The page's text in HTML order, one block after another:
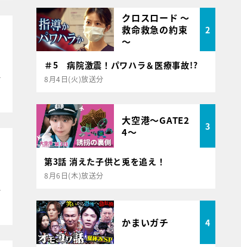
クロスロード ～
救命救急の約束
～
2
＃5 病院激震！パワハラ＆医療事故!?
8月4日(火)放送分
大空港～GATE2
4～
3
第3話 消えた子供と兎を追え！
8月6日(木)放送分
かまいガチ 4